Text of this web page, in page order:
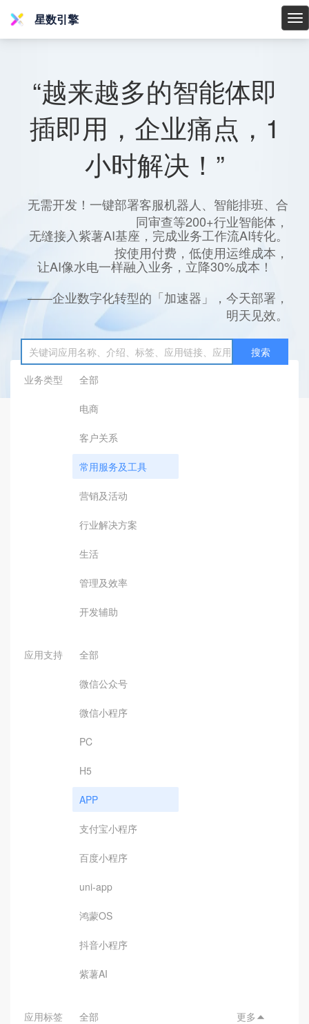
星
星数引擎
“越来越多的智能体即
插即用，企业痛点，1
小时解决！”
无需开发！一键部署客服机器人、智能排班、合
同审查等200+行业智能体，
无缝接入紫薯AI基座，完成业务工作流AI转化。
按使用付费，低使用运维成本，
让AI像水电一样融入业务，立降30%成本！
——企业数字化转型的「加速器」，今天部署，
明天见效。
搜索
业务类型
全部
电商
客户关系
常用服务及工具
营销及活动
行业解决方案
生活
管理及效率
开发辅助
应用支持 全部
微信公众号
微信小程序
PC
H5
APP
支付宝小程序
百度小程序
uni-app
鸿蒙OS
抖音小程序
紫薯AI
应用标签 全部 更多 